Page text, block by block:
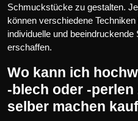
Schmuckstücke zu gestalten.
können verschiedene
individuelle und
erschaffen.
Wo kann ich
-blech oder -
selber machen